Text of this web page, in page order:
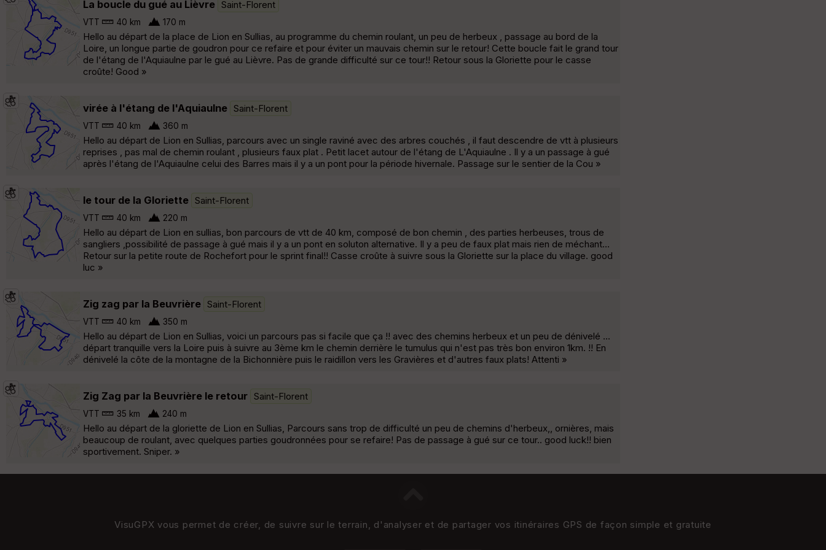
La boucle du gué au Lièvre Saint-Florent
VTT 40 km 170 m
Hello au départ de la place de Lion en Sullias, au programme du chemin roulant, un peu de herbeux , passage au bord de la
Loire, un longue partie de goudron pour ce refaire et pour éviter un mauvais chemin sur le retour! Cette boucle fait le grand tour
de l'étang de l'Aquiaulne par le gué au Lièvre. Pas de grande difficulté sur ce tour!! Retour sous la Gloriette pour le casse
croûte! Good »
virée à l'étang de l'Aquiaulne Saint-Florent
VTT 40 km 360 m
Hello au départ de Lion en Sullias, parcours avec un single raviné avec des arbres couchés , il faut descendre de vtt à plusieurs
reprises , pas mal de chemin roulant , plusieurs faux plat . Petit lacet autour de l'étang de L'Aquiaulne . Il y a un passage à gué
après l'étang de l'Aquiaulne celui des Barres mais il y a un pont pour la période hivernale. Passage sur le sentier de la Cou »
le tour de la Gloriette Saint-Florent
VTT 40 km 220 m
Hello au départ de Lion en sullias, bon parcours de vtt de 40 km, composé de bon chemin , des parties herbeuses, trous de
sangliers ,possibilité de passage à gué mais il y a un pont en soluton alternative. Il y a peu de faux plat mais rien de méchant...
Retour sur la petite route de Rochefort pour le sprint final!! Casse croûte à suivre sous la Gloriette sur la place du village. good
luc »
Zig zag par la Beuvrière Saint-Florent
VTT 40 km 350 m
Hello au départ de Lion en Sullias, voici un parcours pas si facile que ça !! avec des chemins herbeux et un peu de dénivelé ...
départ tranquille vers la Loire puis à suivre au 3ème km le chemin derrière le tumulus qui n'est pas très bon environ 1km. !! En
dénivelé la côte de la montagne de la Bichonnière puis le raidillon vers les Gravières et d'autres faux plats! Attenti »
Zig Zag par la Beuvrière le retour Saint-Florent
VTT 35 km 240 m
Hello au départ de la gloriette de Lion en Sullias, Parcours sans trop de difficulté un peu de chemins d'herbeux,, ornières, mais
beaucoup de roulant, avec quelques parties goudronnées pour se refaire! Pas de passage à gué sur ce tour.. good luck!! bien
sportivement. Sniper. »
VisuGPX vous permet de créer, de suivre sur le terrain, d'analyser et de partager vos itinéraires GPS de façon simple et gratuite